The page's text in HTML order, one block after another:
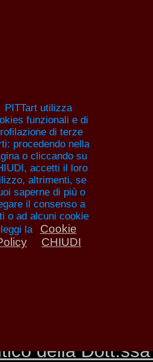
Anna
Guarnieri
della
PITTart utilizza
funzionali e di
di terze
procedendo nella
o cliccando su
accetti il loro
altrimenti, se
saperne di più o
il consenso a
o ad alcuni cookie
leggi la
Cookie
CHIUDI